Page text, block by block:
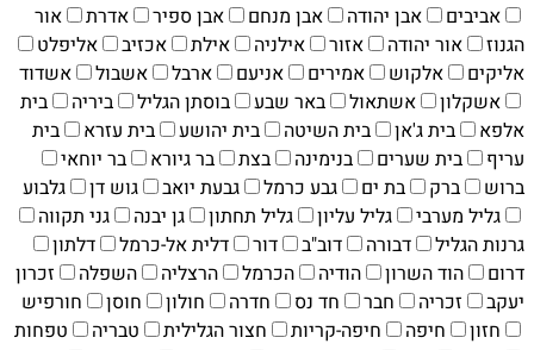
אביבים אבן יהודה אבן מנחם אבן ספיר אדרת
אור
הגנוז
אור יהודה אזור אילניה אילת אכזיב
אליפלט
אליקים
אלקוש אמירים אניעם ארבל אשבול
אשדוד
אשקלון
אשתאול באר שבע בוסתן הגליל ביריה
בית
אלפא
בית ג'אן בית השיטה בית יהושע בית עזרא
בית
עריף
בית שערים בנימינה בצת בר גיורא
בר יוחאי
ברוש
ברק בת ים גבע כרמל גבעת יואב גוש דן
גלבוע
גליל מערבי
גליל עליון גליל תחתון גן יבנה
גני תקווה
גרנות הגליל
דבורה דוב"ב דור דלית אל-כרמל
דלתון
דרום
הוד השרון הודיה הכרמל הרצליה השפלה
זכרון
יעקב
זכריה חבר חד נס חדרה חולון חוסן
חורפיש
חזון
חיפה חיפה-קריות חצור הגלילית טבריה
טפחות